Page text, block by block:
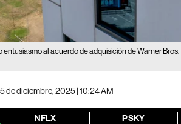
al acuerdo de adquisición de Warner Bros.
de diciembre, 2025 | 10:24 AM
NFLX PSKY